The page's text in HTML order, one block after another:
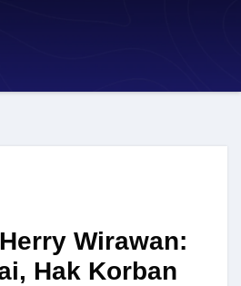
Wirawan:
Hak Korban